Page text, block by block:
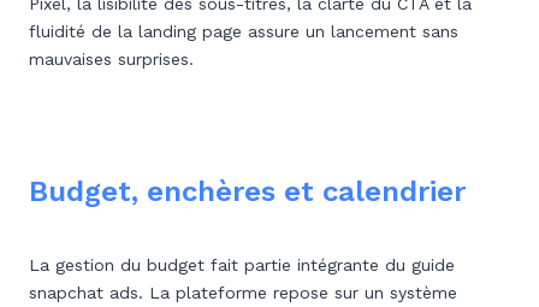
fluidité de la landing page assure un lancement sans
mauvaises surprises.
Budget, enchères et calendrier
La gestion du budget fait partie intégrante du guide
snapchat ads. La plateforme repose sur un système